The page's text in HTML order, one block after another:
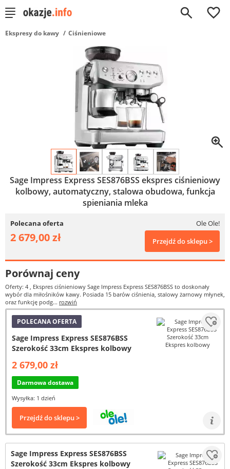
0
Ekspresy do kawy Ciśnieniowe
Sage Impress Express SES876BSS ekspres ciśnieniowy
kolbowy, automatyczny, stalowa obudowa, funkcja
spieniania mleka
Polecana oferta Ole Ole!
2 679,00 zł Przejdź do sklepu >
Porównaj ceny
Oferty: 4 , Ekspres ciśnieniowy Sage Impress Express SES876BSS to doskonały
wybór dla miłośników kawy. Posiada 15 barów ciśnienia, stalowy żarnowy młynek,
oraz funkcję podg... rozwiń
POLECANA OFERTA
Sage Impress Express SES876BSS
Szerokość 33cm Ekspres kolbowy
2 679,00 zł
Darmowa dostawa
Wysyłka: 1 dzień
Przejdź do sklepu >
Sage Impress Express SES876BSS
Szerokość 33cm Ekspres kolbowy